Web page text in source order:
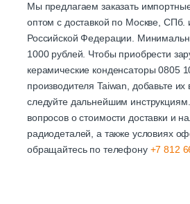
Мы предлагаем заказать
оптом с доставкой по Москве, СПб.
Российской Федерации.
1000 рублей. Чтобы приобрести
керамические конденсаторы 0805
производителя Taiwan, добавьте их
следуйте дальнейшим
вопросов о стоимости доставки и
радиодеталей, а также условиях
обращайтесь по телефону +7 812